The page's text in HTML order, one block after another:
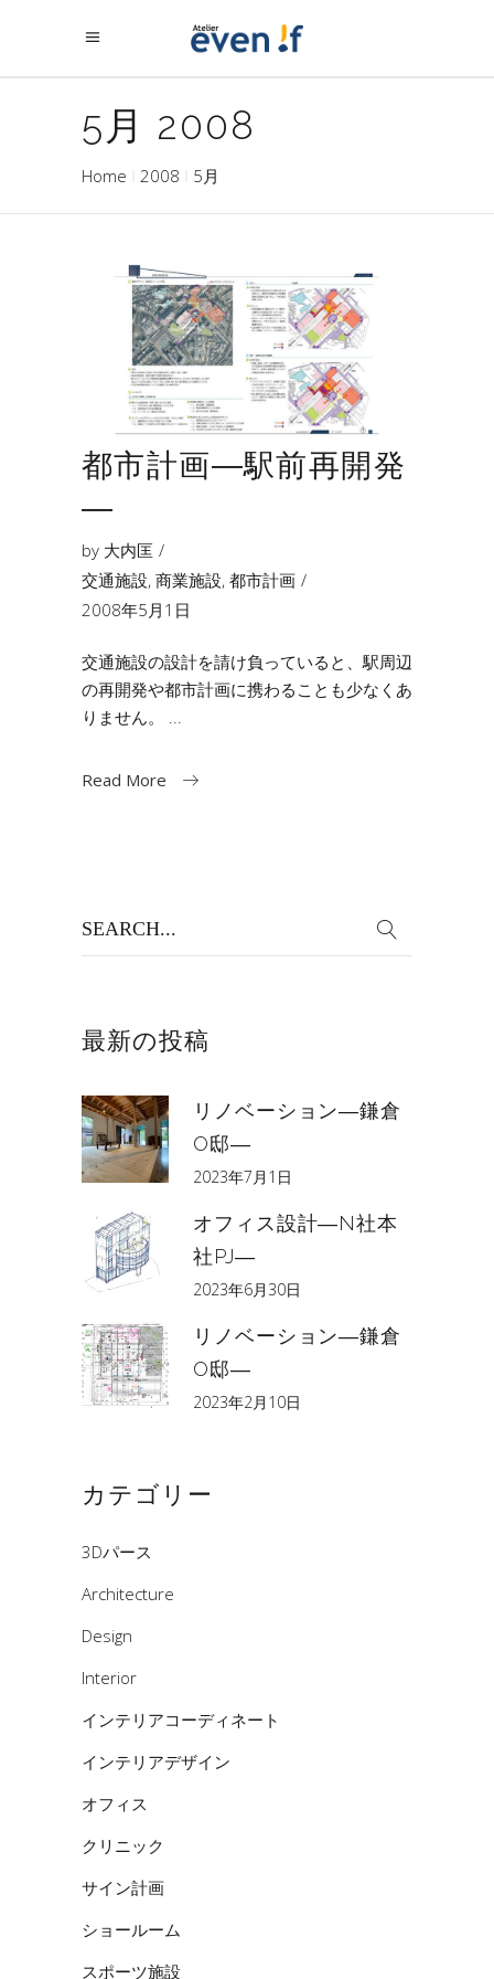
5月 2008
Home 2008 5月
都市計画―駅前再開発
―
by 大内匡
交通施設, 商業施設, 都市計画
2008年5月1日
交通施設の設計を請け負っていると、駅周辺
の再開発や都市計画に携わることも少なくあ
りません。
Read More
最新の投稿
リノベーション―鎌倉
O邸―
2023年7月1日
オフィス設計―N社本
社PJ―
2023年6月30日
リノベーション―鎌倉
O邸―
2023年2月10日
カテゴリー
3Dパース
Architecture
Design
Interior
インテリアコーディネート
インテリアデザイン
オフィス
クリニック
サイン計画
ショールーム
スポーツ施設